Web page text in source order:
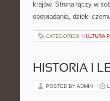
krajów. Strona łączy w
opowiadania, dzięki
CATEGORIES: KULTURA
HISTORIA I
POSTED BY ADMIN